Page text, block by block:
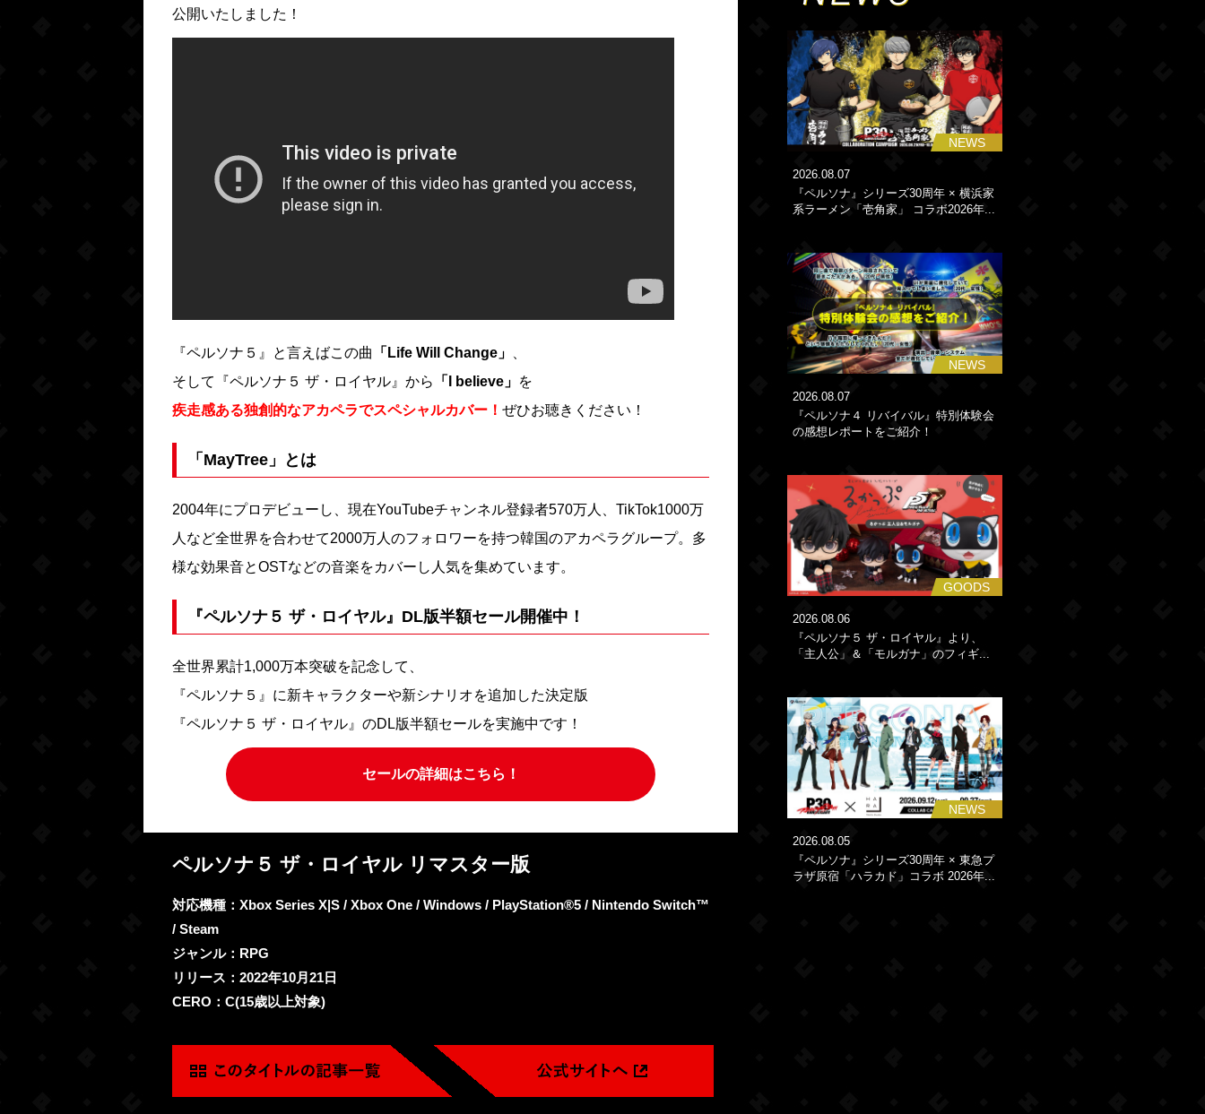
公開いたしました！
『ペルソナ５』と言えばこの曲 「Life Will Change」
そして『ペルソナ５ ザ・ロイヤル』から
「I believe」 を
疾走感ある独創的なアカペラでスペシャルカバー！ ぜひお聴きください！
「MayTree」とは
2004年にプロデビューし、現在YouTubeチャンネル登録者570万人、TikTok1000万
人など全世界を合わせて2000万人のフォロワーを持つ韓国のアカペラグループ。多
様な効果音とOSTなどの音楽をカバーし人気を集めています。
『ペルソナ５ ザ・ロイヤル』DL版半額セール開催中！
全世界累計1,000万本突破を記念して、
『ペルソナ５』に新キャラクターや新シナリオを追加した決定版
『ペルソナ５ ザ・ロイヤル』のDL版半額セールを実施中です！
セールの詳細はこちら！
ペルソナ５ ザ・ロイヤル リマスター版
対応機種：Xbox Series X|S / Xbox One / Windows / PlayStation®5 / Nintendo Switch™
/ Steam
ジャンル：RPG
リリース：2022年10月21日
CERO：C(15歳以上対象)
NEWS
2026.08.07
『ペルソナ』シリーズ30周年 × 横浜家
系ラーメン「壱角家」 コラボ2026年...
NEWS
2026.08.07
『ペルソナ４ リバイバル』特別体験会
の感想レポートをご紹介！
GOODS
2026.08.06
『ペルソナ５ ザ・ロイヤル』より、
「主人公」＆「モルガナ」のフィギ...
NEWS
2026.08.05
『ペルソナ』シリーズ30周年 × 東急プ
ラザ原宿「ハラカド」コラボ 2026年...